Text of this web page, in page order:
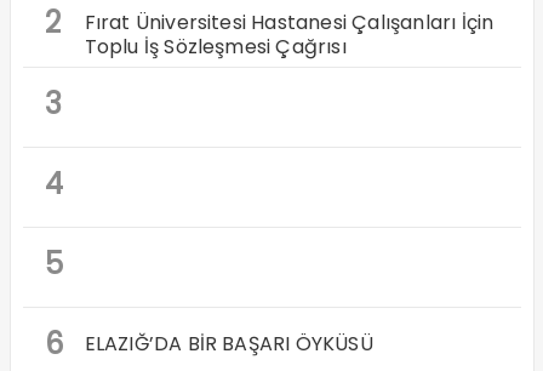
2
Fırat Üniversitesi Hastanesi Çalışanları İçin
Toplu İş Sözleşmesi Çağrısı
3
4
5
6
ELAZIĞ’DA BİR BAŞARI ÖYKÜSÜ